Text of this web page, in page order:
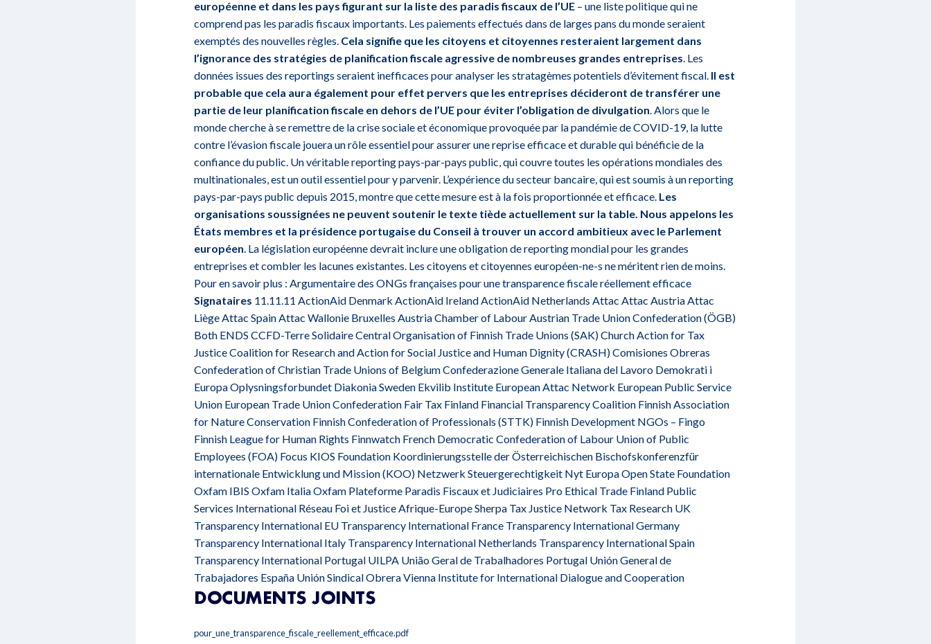
européenne et dans les pays figurant sur la liste des paradis fiscaux de l’UE – une liste politique qui ne
comprend pas les paradis fiscaux importants. Les paiements effectués dans de larges pans du monde seraient
exemptés des nouvelles règles. Cela signifie que les citoyens et citoyennes resteraient largement dans
l’ignorance des stratégies de planification fiscale agressive de nombreuses grandes entreprises. Les
données issues des reportings seraient inefficaces pour analyser les stratagèmes potentiels d’évitement fiscal. Il est
probable que cela aura également pour effet pervers que les entreprises décideront de transférer une
partie de leur planification fiscale en dehors de l’UE pour éviter l’obligation de divulgation. Alors que le
monde cherche à se remettre de la crise sociale et économique provoquée par la pandémie de COVID-19, la lutte
contre l’évasion fiscale jouera un rôle essentiel pour assurer une reprise efficace et durable qui bénéficie de la
confiance du public. Un véritable reporting pays-par-pays public, qui couvre toutes les opérations mondiales des
multinationales, est un outil essentiel pour y parvenir. L’expérience du secteur bancaire, qui est soumis à un reporting
pays-par-pays public depuis 2015, montre que cette mesure est à la fois proportionnée et efficace. Les
organisations soussignées ne peuvent soutenir le texte tiède actuellement sur la table. Nous appelons les
États membres et la présidence portugaise du Conseil à trouver un accord ambitieux avec le Parlement
européen. La législation européenne devrait inclure une obligation de reporting mondial pour les grandes
entreprises et combler les lacunes existantes. Les citoyens et citoyennes européen-ne-s ne méritent rien de moins.
Pour en savoir plus : Argumentaire des ONGs françaises pour une transparence fiscale réellement efficace
Signataires 11.11.11 ActionAid Denmark ActionAid Ireland ActionAid Netherlands Attac Attac Austria Attac
Liège Attac Spain Attac Wallonie Bruxelles Austria Chamber of Labour Austrian Trade Union Confederation (ÖGB)
Both ENDS CCFD-Terre Solidaire Central Organisation of Finnish Trade Unions (SAK) Church Action for Tax
Justice Coalition for Research and Action for Social Justice and Human Dignity (CRASH) Comisiones Obreras
Confederation of Christian Trade Unions of Belgium Confederazione Generale Italiana del Lavoro Demokrati i
Europa Oplysningsforbundet Diakonia Sweden Ekvilib Institute European Attac Network European Public Service
Union European Trade Union Confederation Fair Tax Finland Financial Transparency Coalition Finnish Association
for Nature Conservation Finnish Confederation of Professionals (STTK) Finnish Development NGOs – Fingo
Finnish League for Human Rights Finnwatch French Democratic Confederation of Labour Union of Public
Employees (FOA) Focus KIOS Foundation Koordinierungsstelle der Österreichischen Bischofskonferenzfür
internationale Entwicklung und Mission (KOO) Netzwerk Steuergerechtigkeit Nyt Europa Open State Foundation
Oxfam IBIS Oxfam Italia Oxfam Plateforme Paradis Fiscaux et Judiciaires Pro Ethical Trade Finland Public
Services International Réseau Foi et Justice Afrique-Europe Sherpa Tax Justice Network Tax Research UK
Transparency International EU Transparency International France Transparency International Germany
Transparency International Italy Transparency International Netherlands Transparency International Spain
Transparency International Portugal UILPA União Geral de Trabalhadores Portugal Unión General de
Trabajadores España Unión Sindical Obrera Vienna Institute for International Dialogue and Cooperation
DOCUMENTS JOINTS
pour_une_transparence_fiscale_reellement_efficace.pdf